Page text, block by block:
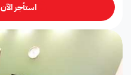
استأجر الآن